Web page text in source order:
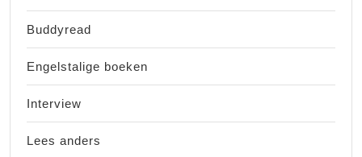
Buddyread
Engelstalige boeken
Interview
Lees anders